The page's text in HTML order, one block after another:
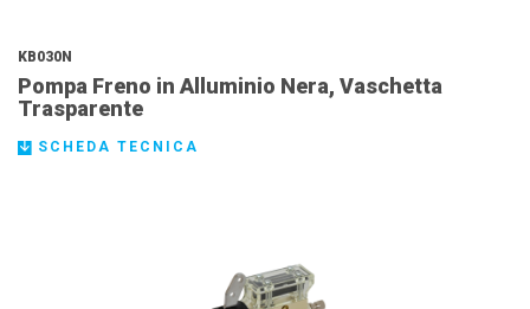
KB030N
Pompa Freno in Alluminio Nera, Vaschetta
Trasparente
SCHEDA TECNICA